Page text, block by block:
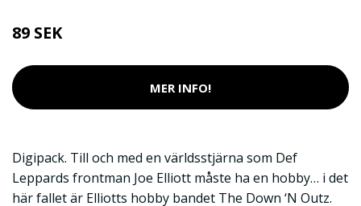
89 SEK
MER INFO!
Digipack. Till och med en världsstjärna som Def
Leppards frontman Joe Elliott måste ha en hobby… i det
här fallet är Elliotts hobby bandet The Down ‘N Outz.